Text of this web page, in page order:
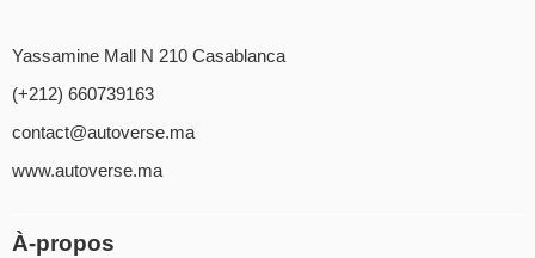
Yassamine Mall N 210 Casablanca
(+212) 660739163
contact@autoverse.ma
www.autoverse.ma
À-propos